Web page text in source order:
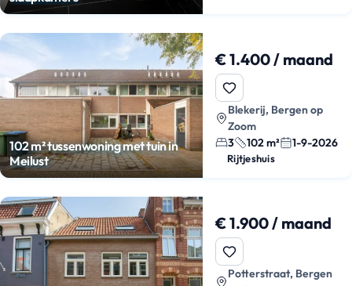
102 m² tussenwoning met tuin in
Meilust
€ 1.400 / maand
Blekerij, Bergen op
Zoom
3
102 m² 1-9-2026
Rijtjeshuis
€ 1.900 / maand
Potterstraat, Bergen